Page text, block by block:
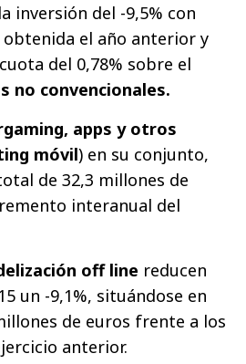
inversión del -9,5% con
el año anterior y
del 0,78% sobre el
no convencionales.
apps y otros
móvil) en su conjunto,
de 32,3 millones de
interanual del
off line reducen
un -9,1%, situándose en
de euros frente a los
anterior.